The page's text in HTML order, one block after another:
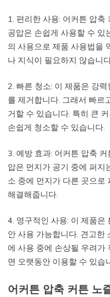
1. 편리한 사용: 어커튼 압축
공압은 손쉽게 사용할 수 있
의 사용으로 제품 사용법을
나 지식이 필요하지 않습니
2. 빠른 청소: 이 제품은 강
를 제거합니다. 그래서 빠르
거할 수 있습니다. 특히 큰
손쉽게 청소할 수 있습니다.
3. 예방 효과: 어커튼 압축
압은 먼지가 공기 중에 퍼지
소 중에 먼지가 다른 곳으로
해결해줍니다.
4. 영구적인 사용: 이 제품은
안 사용 가능합니다. 견고한
에 사용 중에 손상될 우려가
면 오랫동안 이용할 수 있습
어커튼 압축 커튼 노